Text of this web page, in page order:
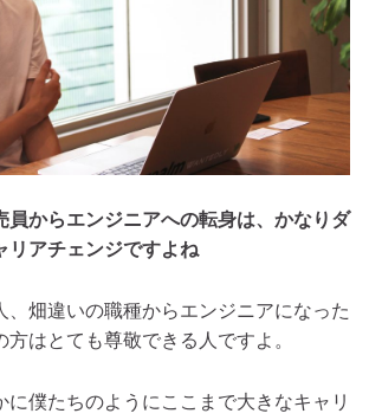
からエンジニアへの転身は、かなりダ
リアチェンジですよね
、畑違いの職種からエンジニアになった
方はとても尊敬できる人ですよ。
に僕たちのようにここまで大きなキャリ